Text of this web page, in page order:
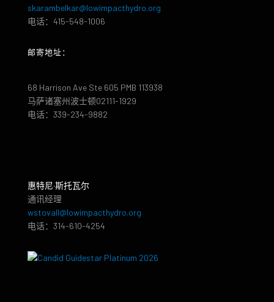
skarambelkar@lowimpacthydro.org
电话：415-548-1006
邮寄地址：
68 Harrison Ave Ste 605 PMB 113938
马萨诸塞州波士顿02111-1929
电话：339-234-9882
惠特尼·斯托瓦尔
通讯经理
wstovall@lowimpacthydro.org
电话：314-610-4254